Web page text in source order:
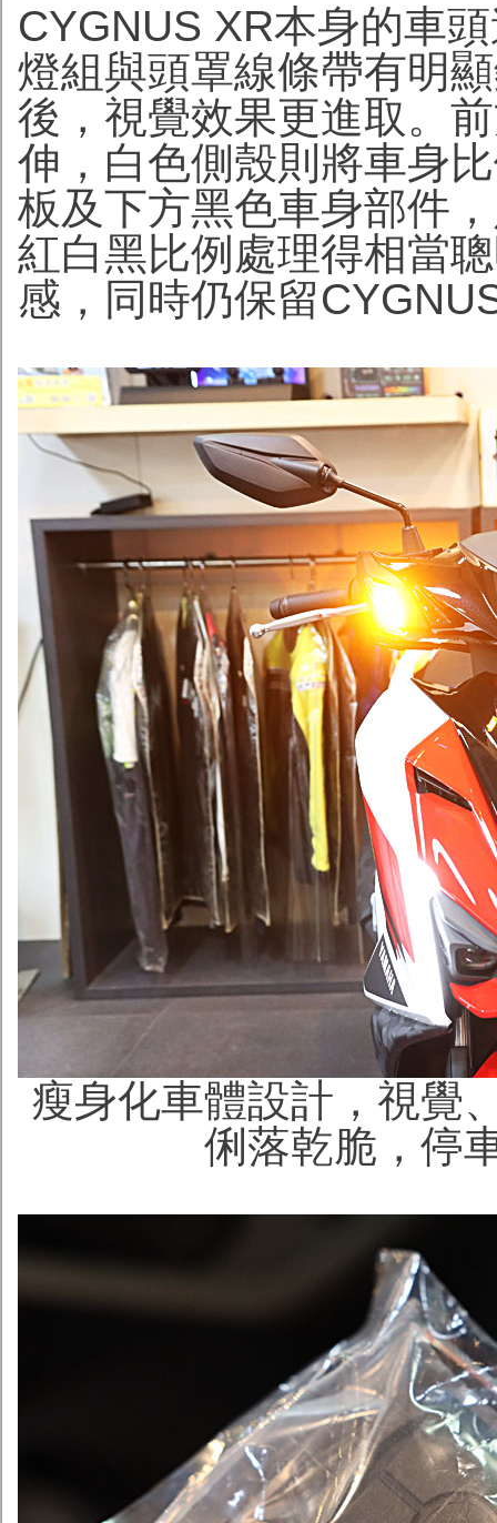
CYGNUS XR本身的車
燈組與頭罩線條帶有明
後，視覺效果更進取。
伸，白色側殼則將車身
板及下方黑色車身部件
紅白黑比例處理得相當
感，同時仍保留
瘦身化車體設計，視覺
俐落乾脆，停